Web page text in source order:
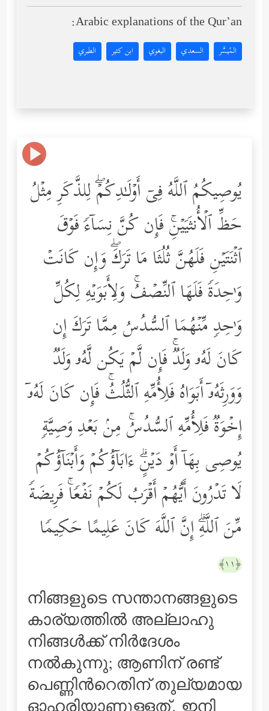
Arabic explanations of the Qur’an:
المُيسَّر السعدي البغوي ابن كثير الطبري
یُوصِیكُمُ ٱللَّهُ فِیۤ أَوۡلَـٰدِكُمۡۖ لِلذَّكَرِ مِثۡلُ
حَظِّ ٱلۡأُنثَیَیۡنِۚ فَإِن كُنَّ نِسَاۤءࣰ فَوۡقَ
ٱثۡنَتَیۡنِ فَلَهُنَّ ثُلُثَا مَا تَرَكَۖ وَإِن كَانَتۡ
وَ ٰ⁠حِدَةࣰ فَلَهَا ٱلنِّصۡفُۚ وَلِأَبَوَیۡهِ لِكُلِّ
وَ ٰ⁠حِدࣲ مِّنۡهُمَا ٱلسُّدُسُ مِمَّا تَرَكَ إِن
كَانَ لَهُۥ وَلَدࣱۚ فَإِن لَّمۡ یَكُن لَّهُۥ وَلَدࣱ
وَوَرِثَهُۥۤ أَبَوَاهُ فَلِأُمِّهِ ٱلثُّلُثُۚ فَإِن كَانَ لَهُۥۤ
إِخۡوَةࣱ فَلِأُمِّهِ ٱلسُّدُسُۚ مِنۢ بَعۡدِ وَصِیَّةࣲ
یُوصِی بِهَاۤ أَوۡ دَیۡنٍۗ ءَابَاۤؤُكُمۡ وَأَبۡنَاۤؤُكُمۡ
لَا تَدۡرُونَ أَیُّهُمۡ أَقۡرَبُ لَكُمۡ نَفۡعࣰاۚ فَرِیضَةࣰ
مِّنَ ٱللَّهِۗ إِنَّ ٱللَّهَ كَانَ عَلِیمًا حَكِیمࣰا
﴿١١﴾
നിങ്ങളുടെ സന്താനങ്ങളുടെ
കാര്യത്തില്‍ അല്ലാഹു
നിങ്ങള്‍ക്ക് നിര്‍ദേശം
നല്‍കുന്നു; ആണിന് രണ്ട്
പെണ്ണിന്‍റെതിന് തുല്യമായ